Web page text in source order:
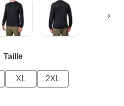
Taille
XL 2XL